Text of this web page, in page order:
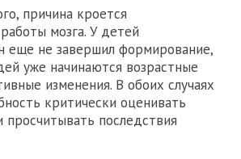
причина кроется
мозга. У детей
еще не завершил формирование,
уже начинаются возрастные
изменения. В обоих случаях
критически оценивать
последствия